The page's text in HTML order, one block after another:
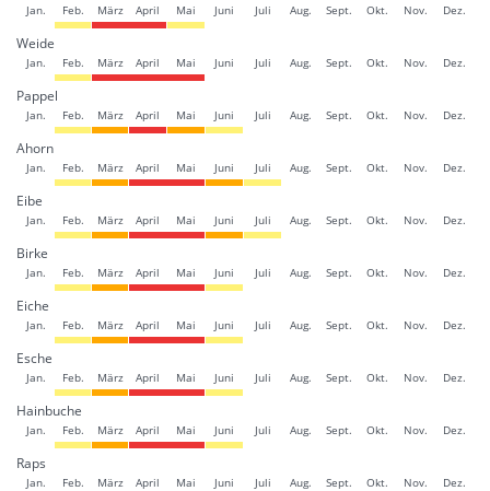
Jan. Feb. März April Mai Juni Juli Aug. Sept. Okt. Nov. Dez.
Weide
Jan. Feb. März April Mai Juni Juli Aug. Sept. Okt. Nov. Dez.
Pappel
Jan. Feb. März April Mai Juni Juli Aug. Sept. Okt. Nov. Dez.
Ahorn
Jan. Feb. März April Mai Juni Juli Aug. Sept. Okt. Nov. Dez.
Eibe
Jan. Feb. März April Mai Juni Juli Aug. Sept. Okt. Nov. Dez.
Birke
Jan. Feb. März April Mai Juni Juli Aug. Sept. Okt. Nov. Dez.
Eiche
Jan. Feb. März April Mai Juni Juli Aug. Sept. Okt. Nov. Dez.
Esche
Jan. Feb. März April Mai Juni Juli Aug. Sept. Okt. Nov. Dez.
Hainbuche
Jan. Feb. März April Mai Juni Juli Aug. Sept. Okt. Nov. Dez.
Raps
Jan. Feb. März April Mai Juni Juli Aug. Sept. Okt. Nov. Dez.